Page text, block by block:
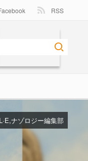
RSS
ナゾロジー編集部